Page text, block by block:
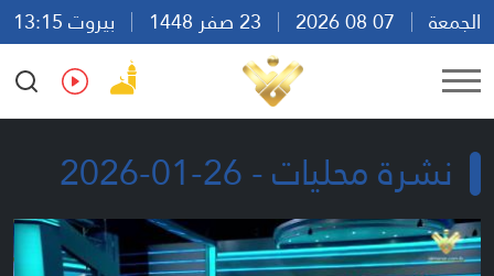
الجمعة
بيروت 13:15
Ar
En Fr Es
نشرة محليات - 26-01-2026